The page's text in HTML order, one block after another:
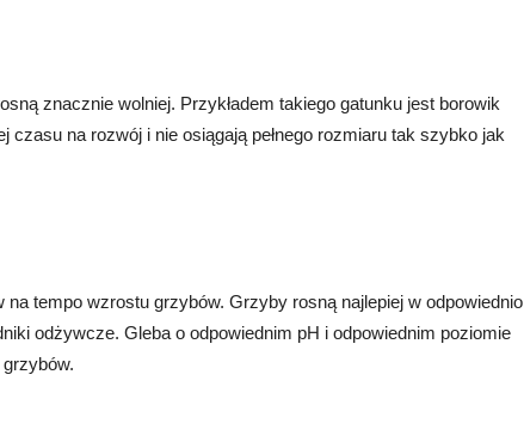
znacznie wolniej. Przykładem takiego gatunku jest borowik
czasu na rozwój i nie osiągają pełnego rozmiaru tak szybko jak
na tempo wzrostu grzybów. Grzyby rosną najlepiej w odpowiednio
odżywcze. Gleba o odpowiednim pH i odpowiednim poziomie